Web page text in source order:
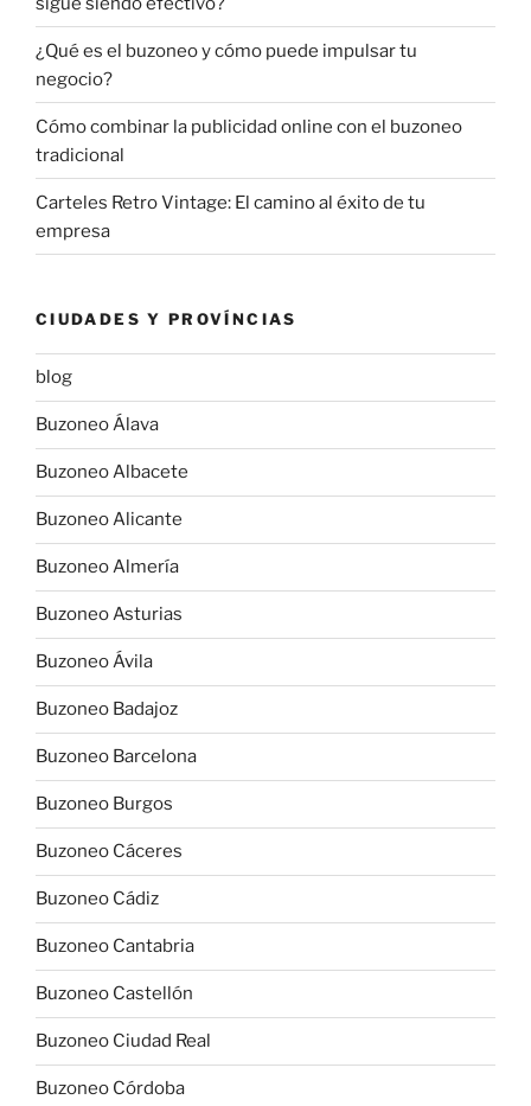
¿Qué es el buzoneo y cómo puede impulsar tu
negocio?
Cómo combinar la publicidad online con el buzoneo
tradicional
Carteles Retro Vintage: El camino al éxito de tu
empresa
CIUDADES Y PROVÍNCIAS
blog
Buzoneo Álava
Buzoneo Albacete
Buzoneo Alicante
Buzoneo Almería
Buzoneo Asturias
Buzoneo Ávila
Buzoneo Badajoz
Buzoneo Barcelona
Buzoneo Burgos
Buzoneo Cáceres
Buzoneo Cádiz
Buzoneo Cantabria
Buzoneo Castellón
Buzoneo Ciudad Real
Buzoneo Córdoba